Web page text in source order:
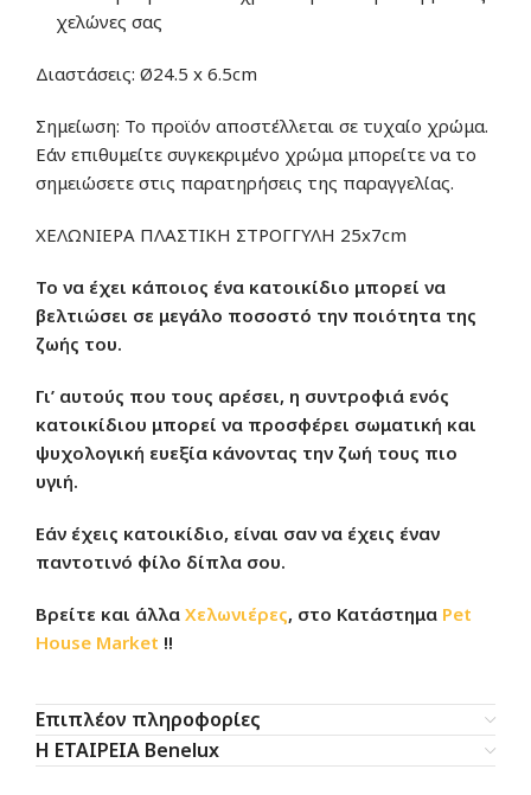
χελώνες σας
Διαστάσεις: Ø24.5 x 6.5cm
Σημείωση: Το προϊόν αποστέλλεται σε τυχαίο χρώμα.
Εάν επιθυμείτε συγκεκριμένο χρώμα μπορείτε να το
σημειώσετε στις παρατηρήσεις της παραγγελίας.
ΧΕΛΩΝΙΕΡΑ ΠΛΑΣΤΙΚΗ ΣΤΡΟΓΓΥΛΗ 25x7cm
Το να έχει κάποιος ένα κατοικίδιο μπορεί να
βελτιώσει σε μεγάλο ποσοστό την ποιότητα της
ζωής του.
Γι’ αυτούς που τους αρέσει, η συντροφιά ενός
κατοικίδιου μπορεί να προσφέρει σωματική και
ψυχολογική ευεξία κάνοντας την ζωή τους πιο
υγιή.
Εάν έχεις κατοικίδιο, είναι σαν να έχεις έναν
παντοτινό φίλο δίπλα σου.
Βρείτε και άλλα Χελωνιέρες, στο Κατάστημα Pet
House Market !!
Επιπλέον πληροφορίες
Η ΕΤΑΙΡΕΙΑ Benelux